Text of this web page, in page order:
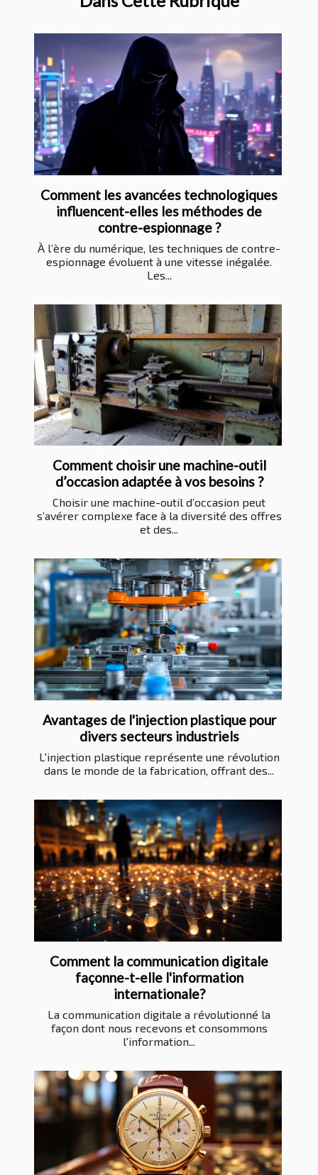
Comment les avancées technologiques
influencent-elles les méthodes de
contre-espionnage ?
À l’ère du numérique, les techniques de contre-
espionnage évoluent à une vitesse inégalée.
Les...
Comment choisir une machine-outil
d’occasion adaptée à vos besoins ?
Choisir une machine-outil d’occasion peut
s’avérer complexe face à la diversité des offres
et des...
Avantages de l'injection plastique pour
divers secteurs industriels
L'injection plastique représente une révolution
dans le monde de la fabrication, offrant des...
Comment la communication digitale
façonne-t-elle l'information
internationale?
La communication digitale a révolutionné la
façon dont nous recevons et consommons
l'information...